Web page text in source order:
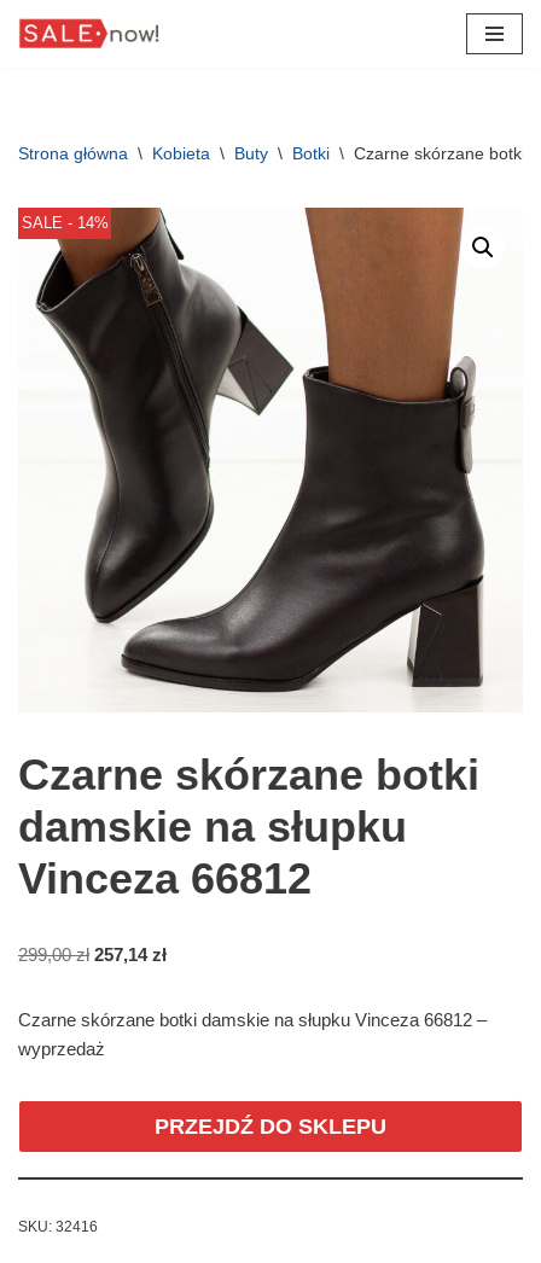
Strona główna \ Kobieta \ Buty \ Botki \ Czarne skórzane botki
SALE - 14%
Czarne skórzane botki
damskie na słupku
Vinceza 66812
299,00zł 257,14zł
Czarne skórzane botki damskie na słupku Vinceza 66812 –
wyprzedaż
PRZEJDŹ DO SKLEPU
SKU: 32416